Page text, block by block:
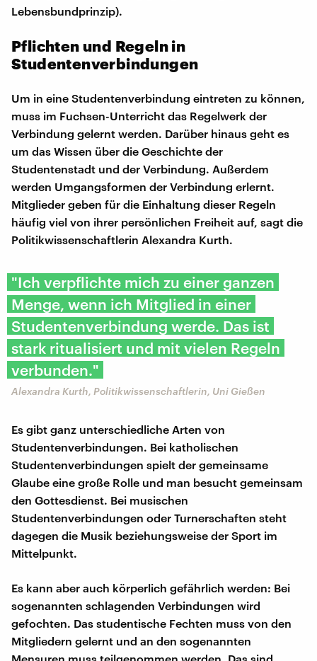
Lebensbundprinzip).
Pflichten und Regeln in
Studentenverbindungen
Um in eine Studentenverbindung eintreten zu können,
muss im Fuchsen-Unterricht das Regelwerk der
Verbindung gelernt werden. Darüber hinaus geht es
um das Wissen über die Geschichte der
Studentenstadt und der Verbindung. Außerdem
werden Umgangsformen der Verbindung erlernt.
Mitglieder geben für die Einhaltung dieser Regeln
häufig viel von ihrer persönlichen Freiheit auf, sagt die
Politikwissenschaftlerin Alexandra Kurth.
"Ich verpflichte mich zu einer ganzen
Menge, wenn ich Mitglied in einer
Studentenverbindung werde. Das ist
stark ritualisiert und mit vielen Regeln
verbunden."
Alexandra Kurth, Politikwissenschaftlerin, Uni Gießen
Es gibt ganz unterschiedliche Arten von
Studentenverbindungen. Bei katholischen
Studentenverbindungen spielt der gemeinsame
Glaube eine große Rolle und man besucht gemeinsam
den Gottesdienst. Bei musischen
Studentenverbindungen oder Turnerschaften steht
dagegen die Musik beziehungsweise der Sport im
Mittelpunkt.
Es kann aber auch körperlich gefährlich werden: Bei
sogenannten schlagenden Verbindungen wird
gefochten. Das studentische Fechten muss von den
Mitgliedern gelernt und an den sogenannten